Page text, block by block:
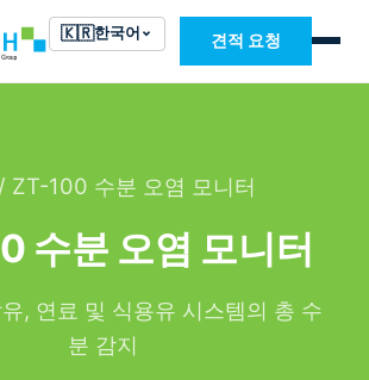
🇰🇷한국어 견적 요청
/ ZT-100 수분 오염 모니터
수분 오염 모니터
, 연료 및 식용유 시스템의 총 수
분 감지